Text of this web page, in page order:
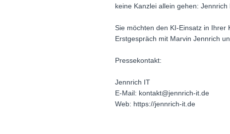
keine Kanzlei allein gehen:
Sie möchten den KI-Einsatz in Ihrer
Erstgespräch mit Marvin Jennrich
Pressekontakt:
Jennrich IT
E-Mail: kontakt@jennrich-it.de
Web: https://jennrich-it.de